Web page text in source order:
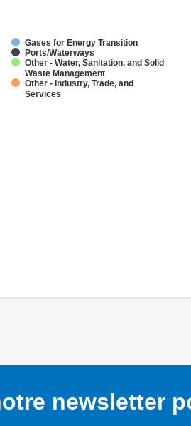
Gases for Energy Transition
Ports/Waterways
Other - Water, Sanitation, and Solid
Waste Management
Other - Industry, Trade, and
Services
newsletter